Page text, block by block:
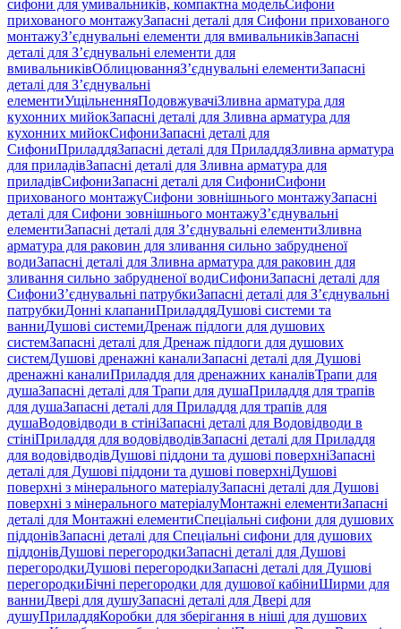
сифони для умивальників, компактна модельСифони
прихованого монтажуЗапасні деталі для Сифони прихованого
монтажуЗ’єднувальні елементи для вмивальниківЗапасні
деталі для З’єднувальні елементи для
вмивальниківОблицюванняЗ’єднувальні елементиЗапасні
деталі для З’єднувальні
елементиУщільненняПодовжувачіЗливна арматура для
кухонних мийокЗапасні деталі для Зливна арматура для
кухонних мийокСифониЗапасні деталі для
СифониПриладдяЗапасні деталі для ПриладдяЗливна арматура
для приладівЗапасні деталі для Зливна арматура для
приладівСифониЗапасні деталі для СифониСифони
прихованого монтажуСифони зовнішнього монтажуЗапасні
деталі для Сифони зовнішнього монтажуЗ’єднувальні
елементиЗапасні деталі для З’єднувальні елементиЗливна
арматура для раковин для зливання сильно забрудненої
водиЗапасні деталі для Зливна арматура для раковин для
зливання сильно забрудненої водиСифониЗапасні деталі для
СифониЗ’єднувальні патрубкиЗапасні деталі для З’єднувальні
патрубкиДонні клапаниПриладдяДушові системи та
ванниДушові системиДренаж підлоги для душових
системЗапасні деталі для Дренаж підлоги для душових
системДушові дренажні каналиЗапасні деталі для Душові
дренажні каналиПриладдя для дренажних каналівТрапи для
душаЗапасні деталі для Трапи для душаПриладдя для трапів
для душаЗапасні деталі для Приладдя для трапів для
душаВодовідводи в стініЗапасні деталі для Водовідводи в
стініПриладдя для водовідводівЗапасні деталі для Приладдя
для водовідводівДушові піддони та душові поверхніЗапасні
деталі для Душові піддони та душові поверхніДушові
поверхні з мінерального матеріалуЗапасні деталі для Душові
поверхні з мінерального матеріалуМонтажні елементиЗапасні
деталі для Монтажні елементиСпеціальні сифони для душових
піддонівЗапасні деталі для Спеціальні сифони для душових
піддонівДушові перегородкиЗапасні деталі для Душові
перегородкиДушові перегородкиЗапасні деталі для Душові
перегородкиБічні перегородки для душової кабіниШирми для
ванниДвері для душуЗапасні деталі для Двері для
душуПриладдяКоробки для зберігання в ніші для душових